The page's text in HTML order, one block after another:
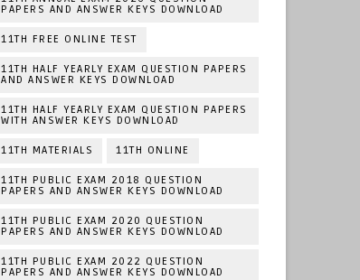
PAPERS AND ANSWER KEYS DOWNLOAD
11TH FREE ONLINE TEST
11TH HALF YEARLY EXAM QUESTION PAPERS
AND ANSWER KEYS DOWNLOAD
11TH HALF YEARLY EXAM QUESTION PAPERS
WITH ANSWER KEYS DOWNLOAD
11TH MATERIALS 11TH ONLINE
11TH PUBLIC EXAM 2018 QUESTION
PAPERS AND ANSWER KEYS DOWNLOAD
11TH PUBLIC EXAM 2020 QUESTION
PAPERS AND ANSWER KEYS DOWNLOAD
11TH PUBLIC EXAM 2022 QUESTION
PAPERS AND ANSWER KEYS DOWNLOAD